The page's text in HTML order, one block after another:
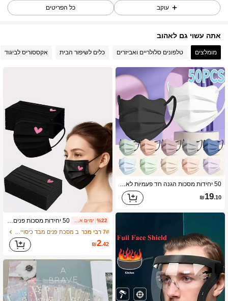
4.81
4.81 75 עוקבים
4.81
4.81
4.81 75 עוקבים
4.81
4.81 75 עוקבים
עוקב כל הפריטים
אתה עשוי גם לאהוב
מומלצים טלפונים סלולריים ואביזרים כלים לשיפור הבית אקססוריס לביגוד
50 יחידות מסכות הגנה חד פעמיות לארבע עונות גברים נשים מסכת אופנה מגן פנים נשיות נשים כיסוי בצורת
₪19.10
%22 50 יחידות מסכות פנים חד פעמיות חמודות, ורודות ושחורות מתחלפות עם דוגמאות לבבות, הגנה מלאה תלת שכבות, מתאימה לנשים, בני נוער ובנות, תחפושת ליום האהבה
7# רבי מכר
₪2.42